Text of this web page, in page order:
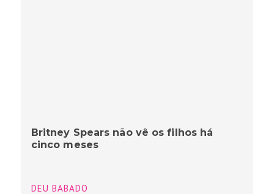
Britney Spears não vê os filhos há
cinco meses
DEU BABADO